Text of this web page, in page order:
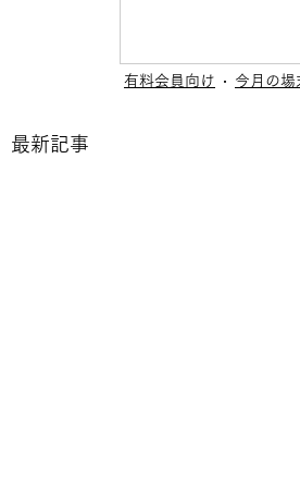
有料会員向け 今月の場
最新記事